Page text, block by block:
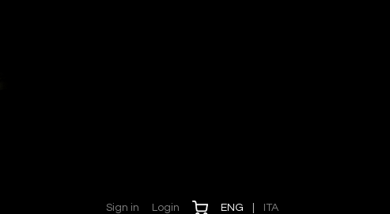
Sign in Login ENG ITA